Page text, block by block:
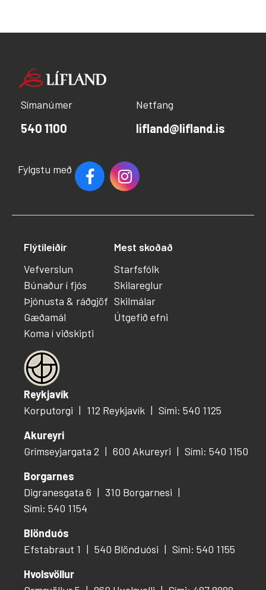
Símanúmer
540 1100
Netfang
lifland@lifland.is
Fylgstu með
Reykjavík
Korputorgi
112 Reykjavík
Sími: 540 1125
Akureyri
Grímseyjargata 2
600 Akureyri
Sími: 540 1150
Borgarnes
Digranesgata 6
310 Borgarnesi
Sími: 540 1154
Blönduós
Efstabraut 1
540 Blönduósi
Sími: 540 1155
Hvolsvöllur
Flýtileiðir
Vefverslun
Búnaður í fjós
Þjónusta & ráðgjöf
Gæðamál
Koma í viðskipti
Mest skoðað
Starfsfólk
Skilareglur
Skilmálar
Útgefið efni